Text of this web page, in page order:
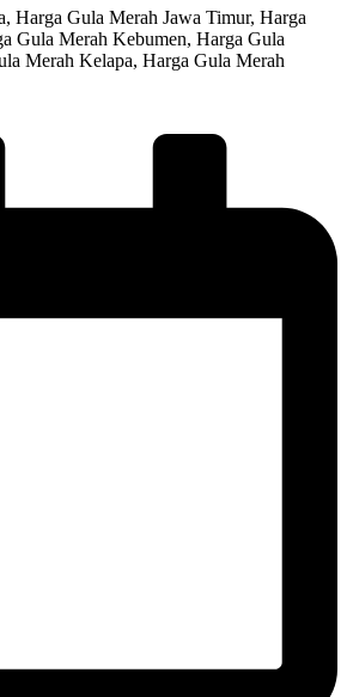
Harga Gula Merah Jawa Timur, Harga
Gula Merah Kebumen, Harga Gula
Merah Kelapa, Harga Gula Merah